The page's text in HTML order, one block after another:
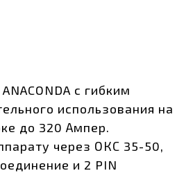
с гибким
использования на
до 320 Ампер.
через ОКС 35-50,
и 2 PIN